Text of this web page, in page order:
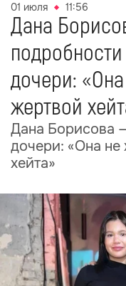
01 июля 11:56
Дана
дочери:
жертвой
Дана Борисова
дочери: «Она не
хейта»